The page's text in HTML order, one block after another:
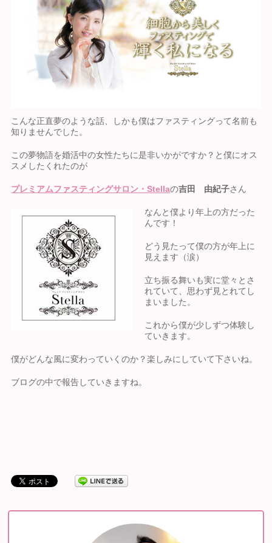
こんな正直夢のような話、しかも僕はファスティングって名前も
知りませんでした。
この夢物語を婚活中の女性たちに是非いかがですか？と僕にオス
スメしたくれたのが
プレミアムファスティングサロン・Stellaの吉田 由紀子さん
なんと僕より年上の方だった
んです！
どう見たって僕の方が年上に
見えます（涙）
立ち振る舞いも実に堂々とさ
れていて、思わず見とれてし
まいました。
これから僕が少しずつ体験し
ていきます。
僕がどんな風に変わっていくのか？楽しみにしていて下さいね。
ブログの中で報告していきますね。